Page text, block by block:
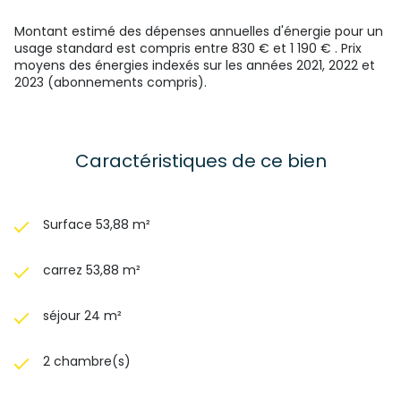
Montant estimé des dépenses annuelles d'énergie pour un
usage standard est compris entre 830 € et 1 190 € . Prix
moyens des énergies indexés sur les années 2021, 2022 et
2023 (abonnements compris).
Caractéristiques de ce bien
Surface 53,88 m²
carrez 53,88 m²
séjour 24 m²
2 chambre(s)